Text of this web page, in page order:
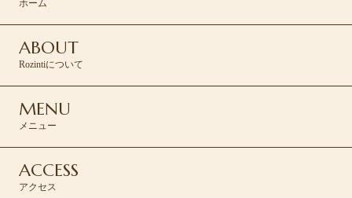
ホーム
ABOUT
Rozintiについて
MENU
メニュー
ACCESS
アクセス